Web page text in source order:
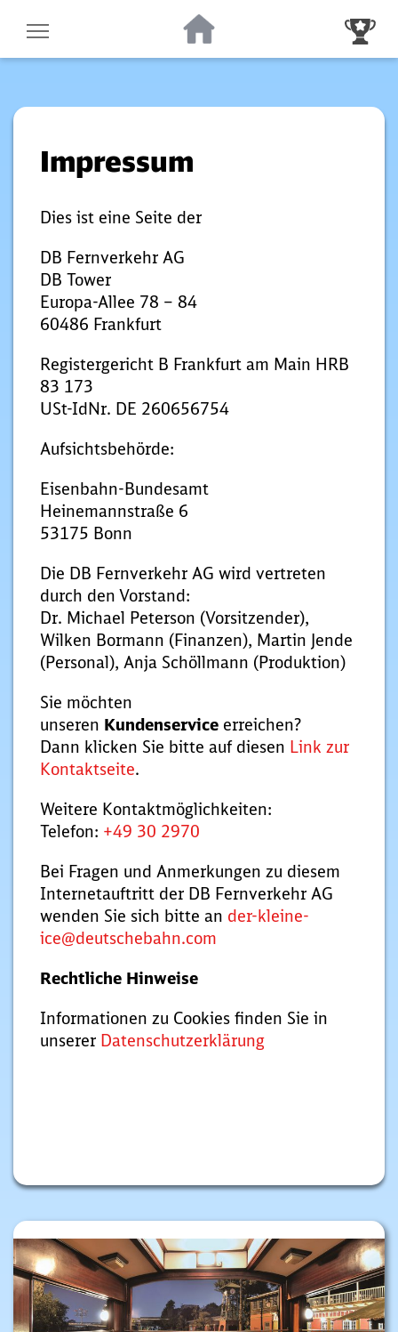
Impressum
Dies ist eine Seite der
DB Fernverkehr AG
DB Tower
Europa-Allee 78 – 84
60486 Frankfurt
Registergericht B Frankfurt am Main HRB
83 173
USt-IdNr. DE 260656754
Aufsichtsbehörde:
Eisenbahn-Bundesamt
Heinemannstraße 6
53175 Bonn
Die DB Fernverkehr AG wird vertreten
durch den Vorstand:
Dr. Michael Peterson (Vorsitzender),
Wilken Bormann (Finanzen), Martin Jende
(Personal), Anja Schöllmann (Produktion)
Sie möchten
unseren Kundenservice erreichen?
Dann klicken Sie bitte auf diesen Link zur
Kontaktseite.
Weitere Kontaktmöglichkeiten:
Telefon: +49 30 2970
Bei Fragen und Anmerkungen zu diesem
Internetauftritt der DB Fernverkehr AG
wenden Sie sich bitte an der-kleine-
ice@deutschebahn.com
Rechtliche Hinweise
Informationen zu Cookies finden Sie in
unserer Datenschutzerklärung